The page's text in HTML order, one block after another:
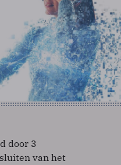
door 3
van het